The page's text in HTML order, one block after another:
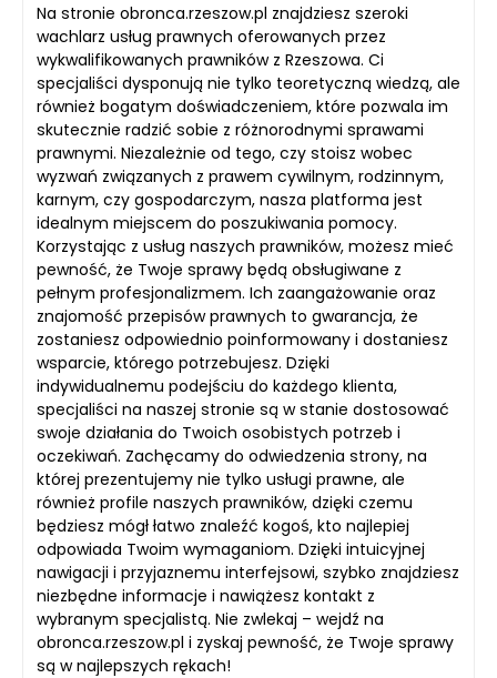
Na stronie obronca.rzeszow.pl znajdziesz szeroki
wachlarz usług prawnych oferowanych przez
wykwalifikowanych prawników z Rzeszowa. Ci
specjaliści dysponują nie tylko teoretyczną wiedzą, ale
również bogatym doświadczeniem, które pozwala im
skutecznie radzić sobie z różnorodnymi sprawami
prawnymi. Niezależnie od tego, czy stoisz wobec
wyzwań związanych z prawem cywilnym, rodzinnym,
karnym, czy gospodarczym, nasza platforma jest
idealnym miejscem do poszukiwania pomocy.
Korzystając z usług naszych prawników, możesz mieć
pewność, że Twoje sprawy będą obsługiwane z
pełnym profesjonalizmem. Ich zaangażowanie oraz
znajomość przepisów prawnych to gwarancja, że
zostaniesz odpowiednio poinformowany i dostaniesz
wsparcie, którego potrzebujesz. Dzięki
indywidualnemu podejściu do każdego klienta,
specjaliści na naszej stronie są w stanie dostosować
swoje działania do Twoich osobistych potrzeb i
oczekiwań. Zachęcamy do odwiedzenia strony, na
której prezentujemy nie tylko usługi prawne, ale
również profile naszych prawników, dzięki czemu
będziesz mógł łatwo znaleźć kogoś, kto najlepiej
odpowiada Twoim wymaganiom. Dzięki intuicyjnej
nawigacji i przyjaznemu interfejsowi, szybko znajdziesz
niezbędne informacje i nawiążesz kontakt z
wybranym specjalistą. Nie zwlekaj – wejdź na
obronca.rzeszow.pl i zyskaj pewność, że Twoje sprawy
są w najlepszych rękach!